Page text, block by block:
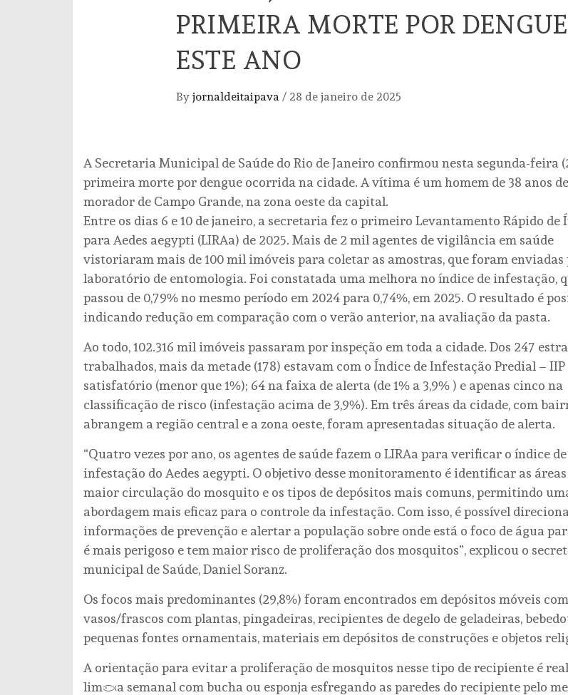
PRIMEIRA MORTE POR DENGUE
ESTE ANO
By jornaldeitaipava / 28 de janeiro de 2025
A Secretaria Municipal de Saúde do Rio de Janeiro confirmou nesta segunda-feira
primeira morte por dengue ocorrida na cidade. A vítima é um homem de 38 anos
morador de Campo Grande, na zona oeste da capital.
Entre os dias 6 e 10 de janeiro, a secretaria fez o primeiro Levantamento Rápido de
para Aedes aegypti (LIRAa) de 2025. Mais de 2 mil agentes de vigilância em saúde
vistoriaram mais de 100 mil imóveis para coletar as amostras, que foram enviadas
laboratório de entomologia. Foi constatada uma melhora no índice de infestação,
passou de 0,79% no mesmo período em 2024 para 0,74%, em 2025. O resultado é
indicando redução em comparação com o verão anterior, na avaliação da pasta.
Ao todo, 102.316 mil imóveis passaram por inspeção em toda a cidade. Dos 247
trabalhados, mais da metade (178) estavam com o Índice de Infestação Predial – IIP
satisfatório (menor que 1%); 64 na faixa de alerta (de 1% a 3,9% ) e apenas cinco na
classificação de risco (infestação acima de 3,9%). Em três áreas da cidade, com
abrangem a região central e a zona oeste, foram apresentadas situação de alerta.
“Quatro vezes por ano, os agentes de saúde fazem o LIRAa para verificar o índice de
infestação do Aedes aegypti. O objetivo desse monitoramento é identificar as áreas
maior circulação do mosquito e os tipos de depósitos mais comuns, permitindo
abordagem mais eficaz para o controle da infestação. Com isso, é possível
informações de prevenção e alertar a população sobre onde está o foco de água
é mais perigoso e tem maior risco de proliferação dos mosquitos”, explicou o
municipal de Saúde, Daniel Soranz.
Os focos mais predominantes (29,8%) foram encontrados em depósitos móveis
vasos/frascos com plantas, pingadeiras, recipientes de degelo de geladeiras,
pequenas fontes ornamentais, materiais em depósitos de construções e objetos
A orientação para evitar a proliferação de mosquitos nesse tipo de recipiente é
limpeza semanal com bucha ou esponja esfregando as paredes do recipiente pelo